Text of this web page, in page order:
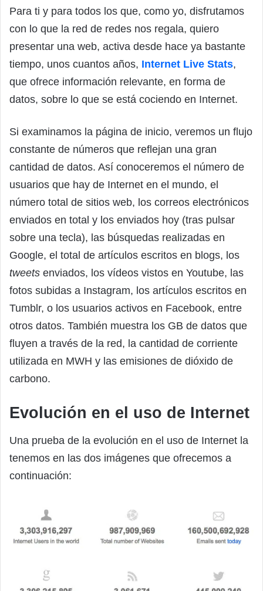
Para ti y para todos los que, como yo, disfrutamos
con lo que la red de redes nos regala, quiero
presentar una web, activa desde hace ya bastante
tiempo, unos cuantos años, Internet Live Stats,
que ofrece información relevante, en forma de
datos, sobre lo que se está cociendo en Internet.
Si examinamos la página de inicio, veremos un flujo
constante de números que reflejan una gran
cantidad de datos. Así conoceremos el número de
usuarios que hay de Internet en el mundo, el
número total de sitios web, los correos electrónicos
enviados en total y los enviados hoy (tras pulsar
sobre una tecla), las búsquedas realizadas en
Google, el total de artículos escritos en blogs, los
tweets enviados, los vídeos vistos en Youtube, las
fotos subidas a Instagram, los artículos escritos en
Tumblr, o los usuarios activos en Facebook, entre
otros datos. También muestra los GB de datos que
fluyen a través de la red, la cantidad de corriente
utilizada en MWH y las emisiones de dióxido de
carbono.
Evolución en el uso de Internet
Una prueba de la evolución en el uso de Internet la
tenemos en las dos imágenes que ofrecemos a
continuación: